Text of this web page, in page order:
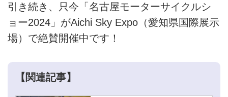
引き続き、只今「名古屋モーターサイクルシ
ョー2024」がAichi Sky Expo（愛知県国際展示
場）で絶賛開催中です！
【関連記事】